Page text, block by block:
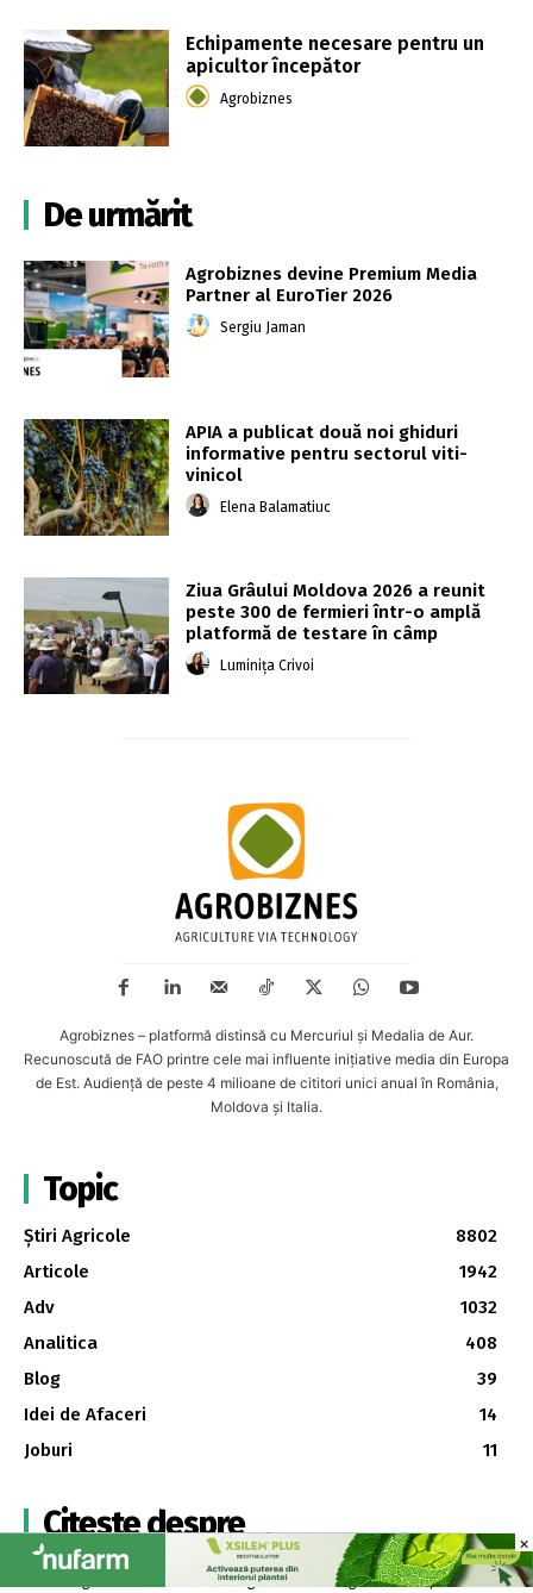
Echipamente necesare pentru un
apicultor începător
Agrobiznes
De urmărit
Agrobiznes devine Premium Media
Partner al EuroTier 2026
Sergiu Jaman
APIA a publicat două noi ghiduri
informative pentru sectorul viti-
vinicol
Elena Balamatiuc
Ziua Grâului Moldova 2026 a reunit
peste 300 de fermieri într-o amplă
platformă de testare în câmp
Luminița Crivoi
Agrobiznes – platformă distinsă cu Mercuriul și Medalia de Aur.
Recunoscută de FAO printre cele mai influente inițiative media din Europa
de Est. Audiență de peste 4 milioane de cititori unici anual în România,
Moldova și Italia.
Topic
Știri Agricole
8802
Articole
1942
Adv
1032
Analitica
408
Blog
39
Idei de Afaceri
14
Joburi
11
Citește despre
Agricultura conservativă Agricultura ecologică APIA Apicultură
×
×